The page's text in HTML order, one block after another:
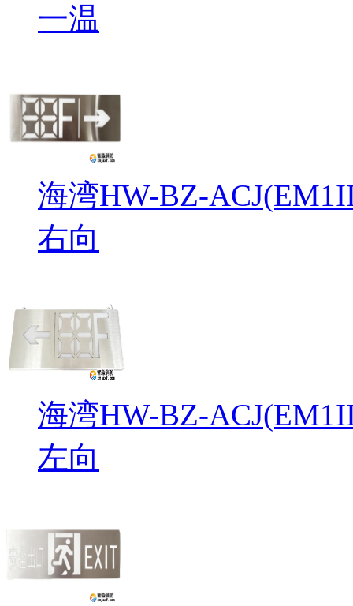
一温
海湾HW-BZ-
右向
海湾HW-BZ-
左向